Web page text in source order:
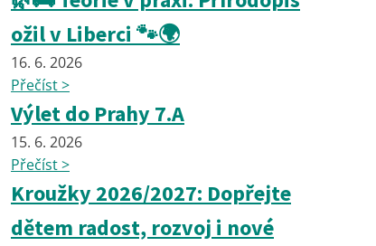
ožil v Liberci 🐾🌍
16. 6. 2026
Přečíst >
Výlet do Prahy 7.A
15. 6. 2026
Přečíst >
Kroužky 2026/2027: Dopřejte
dětem radost, rozvoj i nové